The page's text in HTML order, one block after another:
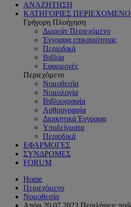
ΑΝΑΖΗΤΗΣΗ
ΚΑΤΗΓΟΡΙΕΣ
Γρήγορη Πλοήγηση
Δωρεάν Περιεχόμενο
Έγγραφα επικαιρότητας
Περιοδικά
Βιβλία
Εφαρμογές
Περιεχόμενο
Νομοθεσία
Νομολογία
Βιβλιογραφία
Αρθρογραφία
Διοικητικά Έγγραφα
Υποδείγματα
Περιοδικά
ΕΦΑΡΜΟΓΕΣ
ΣΥΝΔΡΟΜΕΣ
FORUM
Home
Περιεχόμενο
Νομοθεσία
Απόφ.20.07.2023 Περιλήψεις